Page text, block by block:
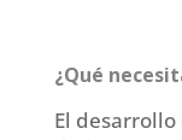
¿Qué
El